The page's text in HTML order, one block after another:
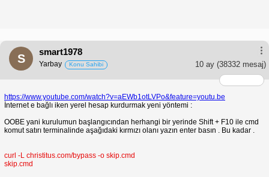
S
smart1978
10 ay (38332 mesaj)
Yarbay Konu Sahibi
https://www.youtube.com/watch?v=aEWb1otLVPo&feature=youtu.be
İnternet e bağlı iken yerel hesap kurdurmak yeni yöntemi :
OOBE yani kurulumun başlangıcından herhangi bir yerinde Shift + F10 ile cmd
komut satırı terminalinde aşağıdaki kırmızı olanı yazın enter basın . Bu kadar .
curl -L christitus.com/bypass -o skip.cmd
skip.cmd